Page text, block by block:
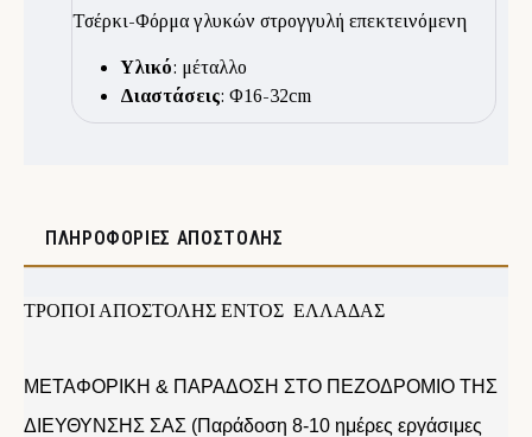
Τσέρκι-Φόρμα γλυκών στρογγυλή επεκτεινόμενη
Υλικό: μέταλλο
Διαστάσεις: Φ16-32cm
ΠΛΗΡΟΦΟΡΊΕΣ ΑΠΟΣΤΟΛΉΣ
ΤΡΟΠΟΙ ΑΠΟΣΤΟΛΗΣ ΕΝΤΟΣ ΕΛΛΑΔΑΣ
ΜΕΤΑΦΟΡΙΚΗ & ΠΑΡΑΔΟΣΗ ΣΤΟ ΠΕΖΟΔΡΟΜΙΟ ΤΗΣ
ΔΙΕΥΘΥΝΣΗΣ ΣΑΣ (Παράδοση 8-10 ημέρες εργάσιμες